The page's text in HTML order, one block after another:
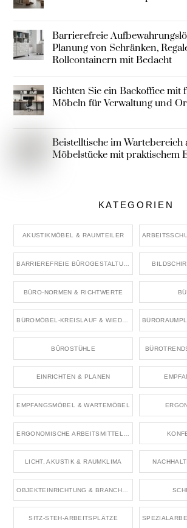
Barrierefreie
Planung von Schränken,
Rollcontainern mit Bedacht
Richten Sie ein Backoffice mit
Möbeln für Verwaltung und
Beistelltische im Wartebereich
Möbelstücke mit praktischem
KATEGORIEN
AKUSTIKMÖBEL & RAUMTEILER
BÜRO-NORMEN & RICHTWERTE
BÜROSTÜHLE
EINRICHTEN & PLANEN
EMPFANGSMÖBEL & WARTEMÖBEL
LICHT, AKUSTIK & RAUMKLIMA
SITZ-STEH-ARBEITSPLÄTZE